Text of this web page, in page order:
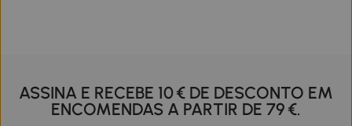
ASSINA E RECEBE 10 € DE DESCONTO EM
ENCOMENDAS A PARTIR DE 79 €.